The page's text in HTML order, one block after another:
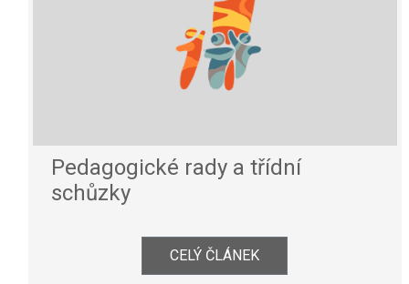
Pedagogické rady a třídní
schůzky
CELÝ ČLÁNEK